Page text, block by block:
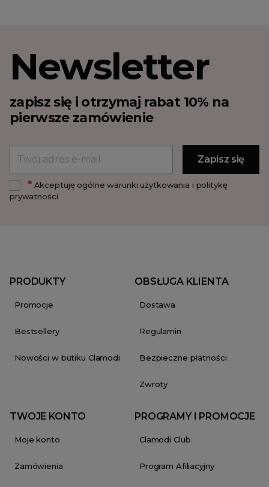
Newsletter
zapisz się i otrzymaj rabat 10% na
pierwsze zamówienie
*Akceptuję ogólne warunki użytkowania i politykę
prywatności
PRODUKTY
Promocje
Bestsellery
Nowości w butiku Clamodi
OBSŁUGA KLIENTA
Dostawa
Regulamin
Bezpieczne płatności
Zwroty
TWOJE KONTO
Moje konto
Zamówienia
PROGRAMY I PROMOCJE
Clamodi Club
Program Afiliacyjny